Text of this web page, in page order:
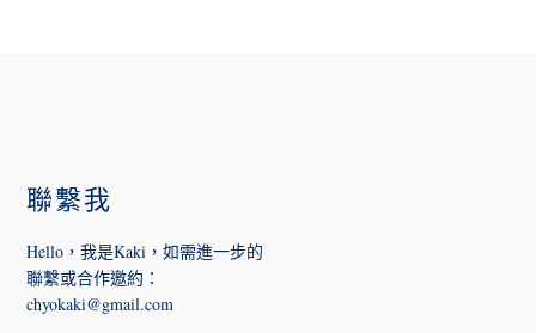
聯繫我
Hello，我是Kaki，如需進一步的
聯繫或合作邀約 ：
chyokaki@gmail.com